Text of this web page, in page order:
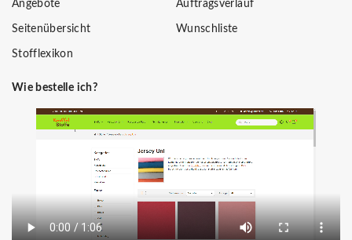
Angebote
Seitenübersicht
Stofflexikon
Auftragsverlauf
Wunschliste
Wie bestelle ich?